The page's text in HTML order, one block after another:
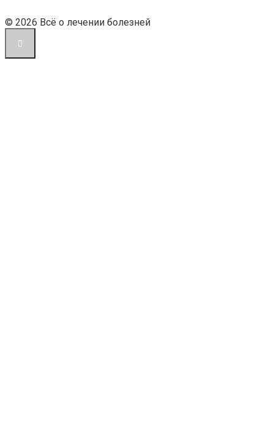
© 2026 Всё о лечении болезней